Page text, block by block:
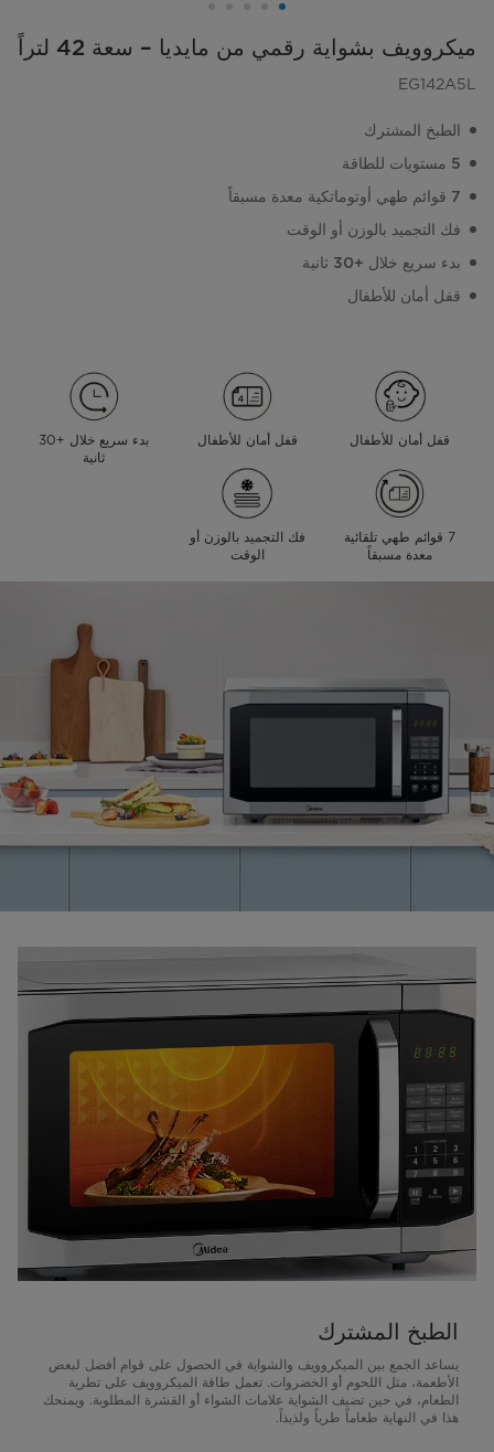
ميكروويف بشواية رقمي من مايديا – سعة 42 لتراً
EG142A5L
الطبخ المشترك
5 مستويات للطاقة
7 قوائم طهي أوتوماتكية معدة مسبقاً
فك التجميد بالوزن أو الوقت
بدء سريع خلال +30 ثانية
قفل أمان للأطفال
قفل أمان للأطفال قفل أمان للأطفال
بدء سريع خلال +30
ثانية
7 قوائم طهي تلقائية
معدة مسبقاً
فك التجميد بالوزن أو
الوقت
الطبخ المشترك
يساعد الجمع بين الميكروويف والشواية في الحصول على قوام أفضل لبعض
الأطعمة، مثل اللحوم أو الخضروات. تعمل طاقة الميكروويف على تطرية
الطعام، في حين تضيف الشواية علامات الشواء أو القشرة المطلوبة. ويمنحك
هذا في النهاية طعاماً طرياً ولذيذاً.